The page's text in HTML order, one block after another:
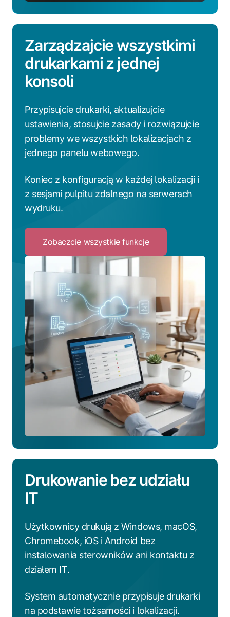
Zarządzajcie wszystkimi
drukarkami z jednej
konsoli
Przypisujcie drukarki, aktualizujcie
ustawienia, stosujcie zasady i rozwiązujcie
problemy we wszystkich lokalizacjach z
jednego panelu webowego.
Koniec z konfiguracją w każdej lokalizacji i
z sesjami pulpitu zdalnego na serwerach
wydruku.
Zobaczcie wszystkie funkcjeClick
to
wszystkie
Drukowanie bez udziału
IT
Użytkownicy drukują z Windows, macOS,
Chromebook, iOS i Android bez
instalowania sterowników ani kontaktu z
działem IT.
System automatycznie przypisuje drukarki
na podstawie tożsamości i lokalizacji.